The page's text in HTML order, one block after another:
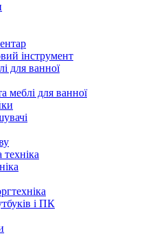
інструмент
для ванної
меблі для ванної
і ПК